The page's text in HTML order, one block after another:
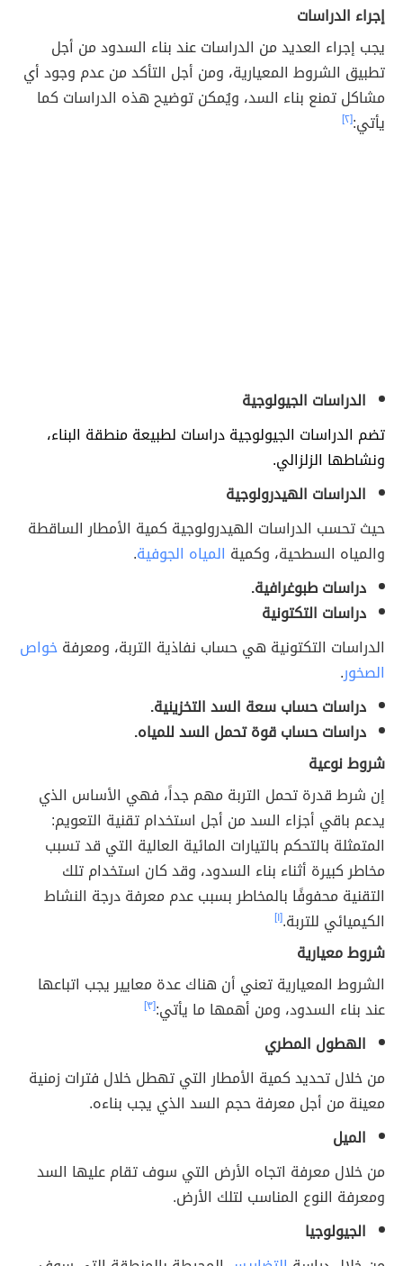
إجراء الدراسات
يجب إجراء العديد من الدراسات عند بناء السدود من أجل
تطبيق الشروط المعيارية، ومن أجل التأكد من عدم وجود أي
مشاكل تمنع بناء السد، ويُمكن توضيح هذه الدراسات كما
يأتي:[٢]
الدراسات الجيولوجية
تضم الدراسات الجيولوجية دراسات لطبيعة منطقة البناء،
ونشاطها الزلزالي.
الدراسات الهيدرولوجية
حيث تحسب الدراسات الهيدرولوجية كمية الأمطار الساقطة
والمياه السطحية، وكمية المياه الجوفية.
دراسات طبوغرافية.
دراسات التكتونية
الدراسات التكتونية هي حساب نفاذية التربة، ومعرفةخواص
الصخور.
دراسات حساب سعة السد التخزينية.
دراسات حساب قوة تحمل السد للمياه.
شروط نوعية
إن شرط قدرة تحمل التربة مهم جداً، فهي الأساس الذي
يدعم باقي أجزاء السد من أجل استخدام تقنية التعويم:
المتمثلة بالتحكم بالتيارات المائية العالية التي قد تسبب
مخاطر كبيرة أثناء بناء السدود، وقد كان استخدام تلك
التقنية محفوفًا بالمخاطر بسبب عدم معرفة درجة النشاط
الكيميائي للتربة.[١]
شروط معيارية
الشروط المعيارية تعني أن هناك عدة معايير يجب اتباعها
عند بناء السدود، ومن أهمها ما يأتي:[٣]
الهطول المطري
من خلال تحديد كمية الأمطار التي تهطل خلال فترات زمنية
معينة من أجل معرفة حجم السد الذي يجب بناءه.
الميل
من خلال معرفة اتجاه الأرض التي سوف تقام عليها السد
ومعرفة النوع المناسب لتلك الأرض.
الجيولوجيا